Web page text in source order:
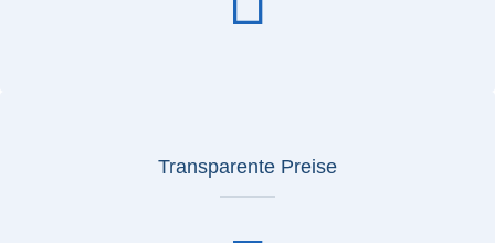
Transparente Preise